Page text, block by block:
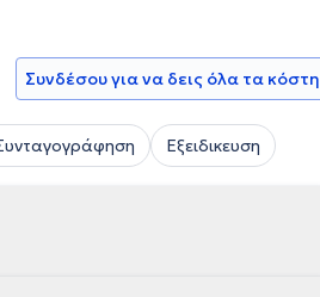
Συνδέσου για να δεις όλα τα κόστη
Εξειδικευση